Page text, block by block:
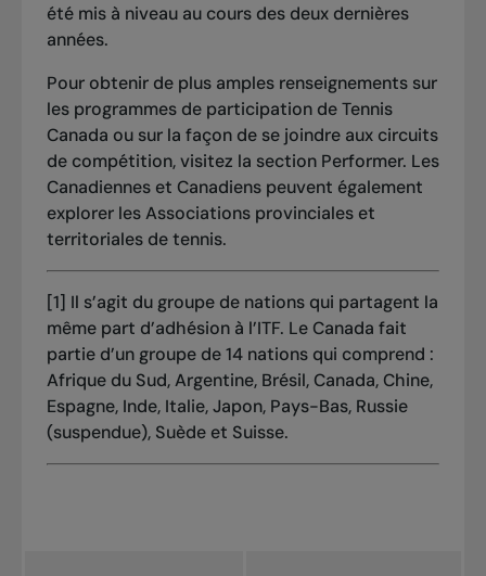
été mis à niveau au cours des deux dernières
années.
Pour obtenir de plus amples renseignements sur
les programmes de participation de Tennis
Canada ou sur la façon de se joindre aux circuits
de compétition, visitez la section Performer. Les
Canadiennes et Canadiens peuvent également
explorer lesAssociations provinciales et
territoriales de tennis.
[1] Il s’agit du groupe de nations qui partagent la
même part d’adhésion à l’ITF. Le Canada fait
partie d’un groupe de 14 nations qui comprend :
Afrique du Sud, Argentine, Brésil, Canada, Chine,
Espagne, Inde, Italie, Japon, Pays-Bas, Russie
(suspendue), Suède et Suisse.